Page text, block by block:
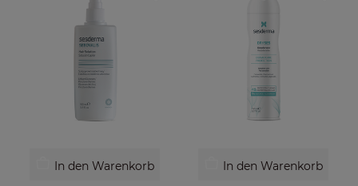
In den Warenkorb In den Warenkorb